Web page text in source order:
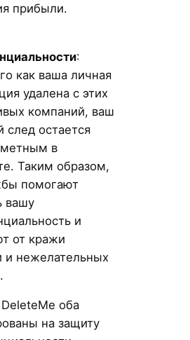
прибыли.
:
как ваша личная
удалена с этих
компаний, ваш
след остается
в
Таким образом,
помогают
вашу
и
от кражи
и нежелательных
оба
на защиту